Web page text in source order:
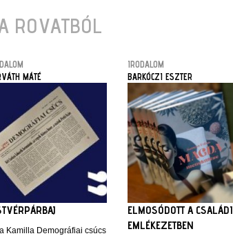
ROVATBÓL
MÁTÉ
Kamilla Demográfiai csúcs
IRODALOM
BARKÓCZI ESZTER
ELMOSÓDOTT A CSALÁDI
EMLÉKEZETBEN